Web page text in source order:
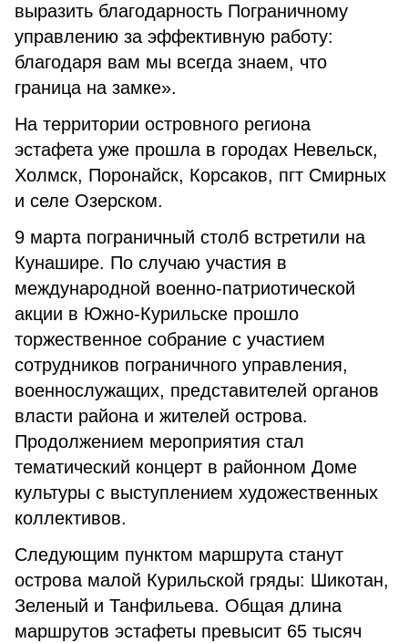
выразить благодарность Пограничному
управлению за эффективную работу:
благодаря вам мы всегда знаем, что
граница на замке».
На территории островного региона
эстафета уже прошла в городах Невельск,
Холмск, Поронайск, Корсаков, пгт Смирных
и селе Озерском.
9 марта пограничный столб встретили на
Кунашире. По случаю участия в
международной военно-патриотической
акции в Южно-Курильске прошло
торжественное собрание с участием
сотрудников пограничного управления,
военнослужащих, представителей органов
власти района и жителей острова.
Продолжением мероприятия стал
тематический концерт в районном Доме
культуры с выступлением художественных
коллективов.
Следующим пунктом маршрута станут
острова малой Курильской гряды: Шикотан,
Зеленый и Танфильева. Общая длина
маршрутов эстафеты превысит 65 тысяч